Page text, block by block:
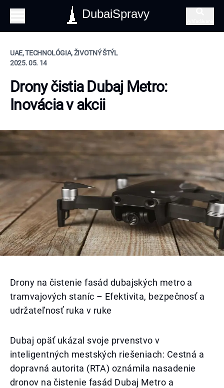
DubaiSpravy
UAE, TECHNOLÓGIA, ŽIVOTNÝ ŠTÝL
2025. 05. 14
Drony čistia Dubaj Metro:
Inovácia v akcii
Drony na čistenie fasád dubajských metro a
tramvajových staníc – Efektivita, bezpečnosť a
udržateľnosť ruka v ruke
Dubaj opäť ukázal svoje prvenstvo v
inteligentných mestských riešeniach: Cestná a
dopravná autorita (RTA) oznámila nasadenie
dronov na čistenie fasád Dubaj Metro a